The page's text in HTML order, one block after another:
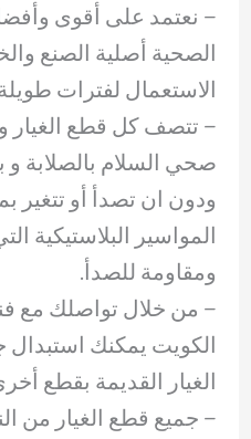
– نعتمد على أقوى
الصحية أصلية الصنع
الاستعمال لفترات
– ‏تتصف كل قطع الغيار
صحي السلام بالصلابة و
ودون ان تصدأ أو تتغير
المواسير البلاستيكية
ومقاومة للصدأ.
– ‏من خلال تواصلك مع
الكويت يمكنك استبدال
الغيار القديمة بقطع
– ‏جميع قطع الغيار من